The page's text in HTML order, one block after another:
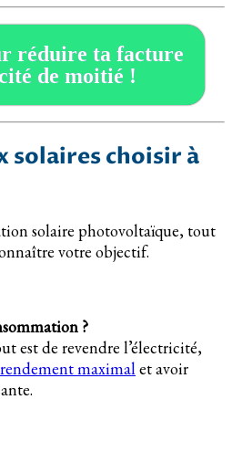
réduire ta facture
de moitié !
solaires choisir à
solaire photovoltaïque, tout
votre objectif.
?
est de revendre l’électricité,
maximalet avoir